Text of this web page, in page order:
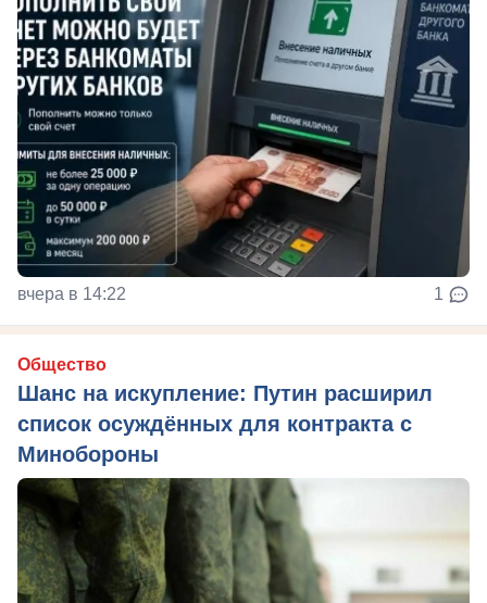
вчера в 14:22 1
Общество
Шанс на искупление: Путин расширил
список осуждённых для контракта с
Минобороны